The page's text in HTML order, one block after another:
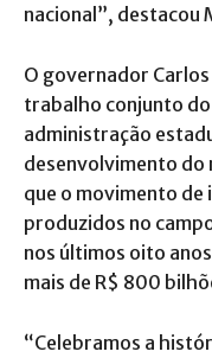
nacional”, destacou
O governador
trabalho conjunto do
administração
desenvolvimento do
que o movimento
produzidos no
nos últimos oito
mais de R$ 800
“Celebramos a